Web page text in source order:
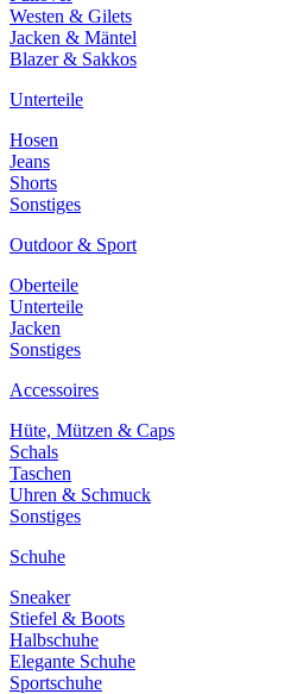
Westen & Gilets
Jacken & Mäntel
Blazer & Sakkos
Unterteile
Hosen
Jeans
Shorts
Sonstiges
Outdoor & Sport
Oberteile
Unterteile
Jacken
Sonstiges
Accessoires
Hüte, Mützen & Caps
Schals
Taschen
Uhren & Schmuck
Sonstiges
Schuhe
Sneaker
Stiefel & Boots
Halbschuhe
Elegante Schuhe
Sportschuhe